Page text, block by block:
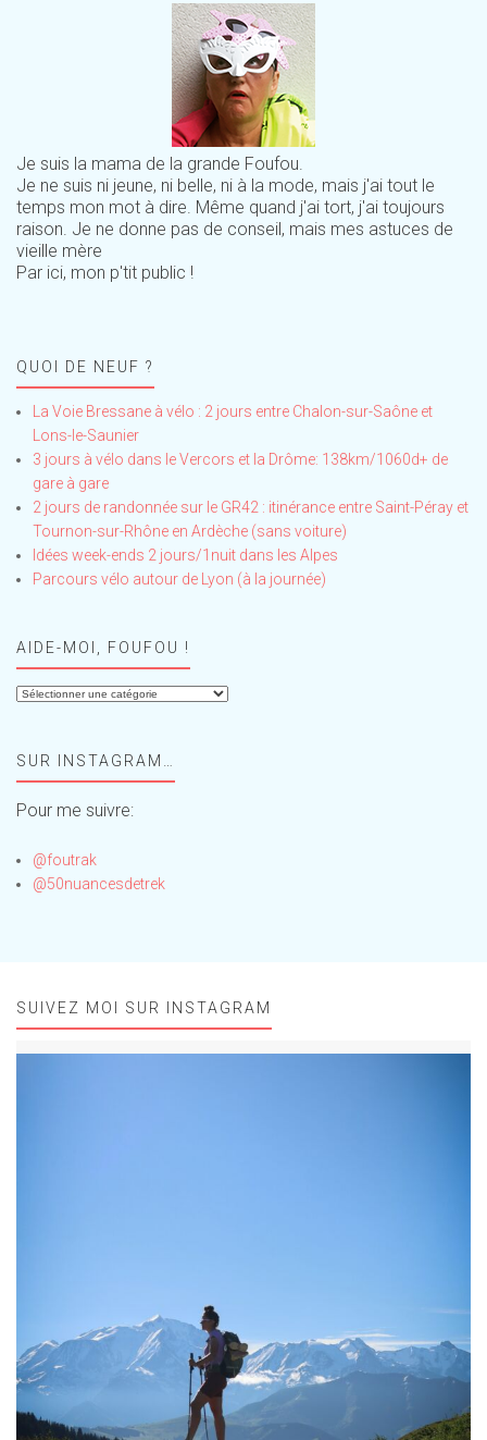
Je suis la mama de la grande Foufou.
Je ne suis ni jeune, ni belle, ni à la mode, mais j'ai tout le
temps mon mot à dire. Même quand j'ai tort, j'ai toujours
raison. Je ne donne pas de conseil, mais mes astuces de
vieille mère
Par ici, mon p'tit public !
QUOI DE NEUF ?
La Voie Bressane à vélo : 2 jours entre Chalon-sur-Saône et
Lons-le-Saunier
3 jours à vélo dans le Vercors et la Drôme: 138km/1060d+ de
gare à gare
2 jours de randonnée sur le GR42 : itinérance entre Saint-Péray et
Tournon-sur-Rhône en Ardèche (sans voiture)
Idées week-ends 2 jours/1nuit dans les Alpes
Parcours vélo autour de Lyon (à la journée)
AIDE-MOI, FOUFOU !
Aide-
!SUR INSTAGRAM…
Pour me suivre:
@foutrak
@50nuancesdetrek
SUIVEZ MOI SUR INSTAGRAM